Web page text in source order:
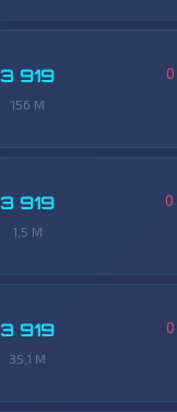
3 919
156 M
0
3 919
1,5 M
0
3 919
35,1 M
0